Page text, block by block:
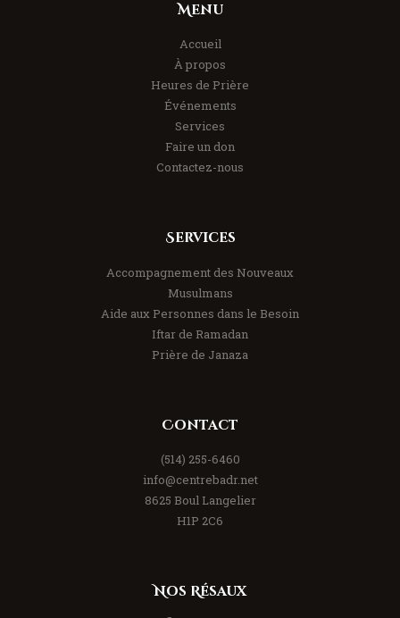
Menu
Accueil
À propos
Heures de Prière
Événements
Services
Faire un don
Contactez-nous
Services
Accompagnement des Nouveaux
Musulmans
Aide aux Personnes dans le Besoin
Iftar de Ramadan
Prière de Janaza
Contact
(514) 255-6460
info@centrebadr.net
8625 Boul Langelier
H1P 2C6
Nos Résaux